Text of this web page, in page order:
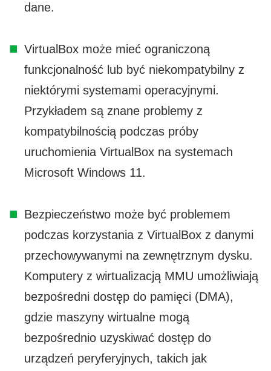
dane.
VirtualBox może mieć ograniczoną
funkcjonalność lub być niekompatybilny z
niektórymi systemami operacyjnymi.
Przykładem są znane problemy z
kompatybilnością podczas próby
uruchomienia VirtualBox na systemach
Microsoft Windows 11.
Bezpieczeństwo może być problemem
podczas korzystania z VirtualBox z danymi
przechowywanymi na zewnętrznym dysku.
Komputery z wirtualizacją MMU umożliwiają
bezpośredni dostęp do pamięci (DMA),
gdzie maszyny wirtualne mogą
bezpośrednio uzyskiwać dostęp do
urządzeń peryferyjnych, takich jak